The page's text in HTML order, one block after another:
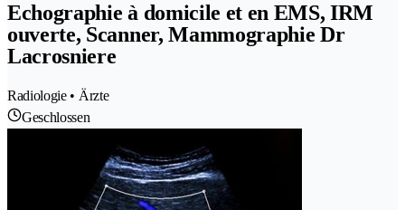
Echographie à domicile et en EMS, IRM
ouverte, Scanner, Mammographie Dr
Lacrosniere
Radiologie • Ärzte
Geschlossen